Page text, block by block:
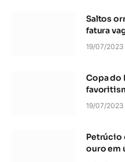
Saltos
fatura
19/07/2023
Copa do
19/07/2023
Petrúcio
ouro em